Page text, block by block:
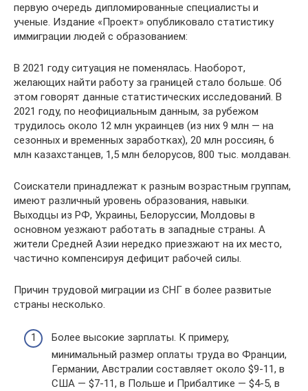
первую очередь дипломированные специалисты и
ученые. Издание «Проект» опубликовало статистику
иммиграции людей с образованием:
В 2021 году ситуация не поменялась. Наоборот,
желающих найти работу за границей стало больше. Об
этом говорят данные статистических исследований. В
2021 году, по неофициальным данным, за рубежом
трудилось около 12 млн украинцев (из них 9 млн — на
сезонных и временных заработках), 20 млн россиян, 6
млн казахстанцев, 1,5 млн белорусов, 800 тыс. молдаван.
Соискатели принадлежат к разным возрастным группам,
имеют различный уровень образования, навыки.
Выходцы из РФ, Украины, Белоруссии, Молдовы в
основном уезжают работать в западные страны. А
жители Средней Азии нередко приезжают на их место,
частично компенсируя дефицит рабочей силы.
Причин трудовой миграции из СНГ в более развитые
страны несколько.
Более высокие зарплаты. К примеру,
минимальный размер оплаты труда во Франции,
Германии, Австралии составляет около $9-11, в
США — $7-11, в Польше и Прибалтике — $4-5, в